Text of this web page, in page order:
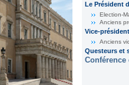
Le Président
Election-
Anciens
Vice-
Anciens
Questeurs et